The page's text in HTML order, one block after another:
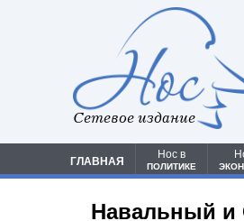
Сетевое издание
ГЛАВНАЯ
Нос в
ПОЛИТИКЕ
Навальный